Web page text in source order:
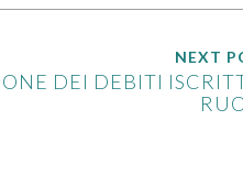
NEXT
DEI DEBITI